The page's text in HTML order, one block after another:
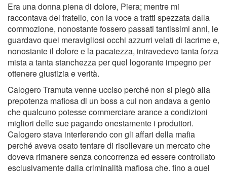
Era una donna piena di dolore, Piera; mentre mi
raccontava del fratello, con la voce a tratti spezzata dalla
commozione, nonostante fossero passati tantissimi anni, le
guardavo quei meravigliosi occhi azzurri velati di lacrime e,
nonostante il dolore e la pacatezza, intravedevo tanta forza
mista a tanta stanchezza per quel logorante impegno per
ottenere giustizia e verità.
Calogero Tramuta venne ucciso perché non si piegò alla
prepotenza mafiosa di un boss a cui non andava a genio
che qualcuno potesse commerciare arance a condizioni
migliori delle sue pagando onestamente i produttori.
Calogero stava interferendo con gli affari della mafia
perché aveva osato tentare di risollevare un mercato che
doveva rimanere senza concorrenza ed essere controllato
esclusivamente dalla criminalità mafiosa che, fino a quel